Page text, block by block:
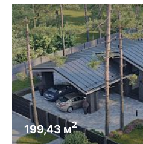
199,43 м2